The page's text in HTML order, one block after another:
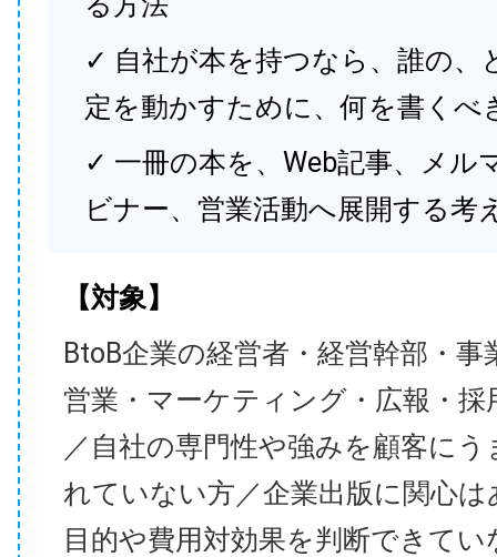
✓ 自社が本を持つなら、誰の、
定を動かすために、何を書くべ
✓ 一冊の本を、Web記事、メル
ビナー、営業活動へ展開する考
【対象】
BtoB企業の経営者・経営幹部・事
営業・マーケティング・広報・採
／自社の専門性や強みを顧客に
れていない方／企業出版に関心
目的や費用対効果を判断できてい